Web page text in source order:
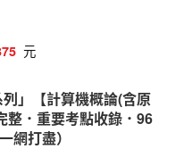
元
」【計算機概論(含原
整．重要考點收錄．96
網打盡）